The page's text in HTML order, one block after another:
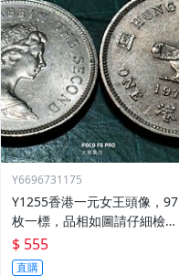
Y6696731175
Y1255香港一元女王頭像，97
枚一標，品相如圖請仔細檢視
能接受再下標，完美主義者勿
下標(大雅集品)
$ 555
直購